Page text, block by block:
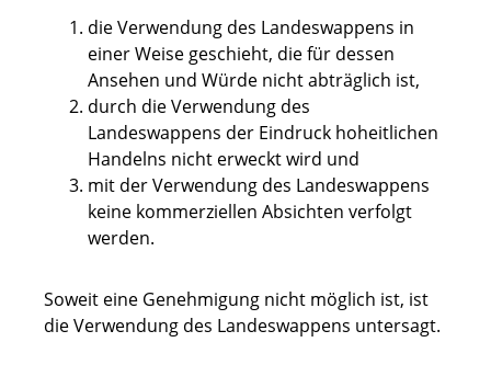
die Verwendung des Landeswappens in
einer Weise geschieht, die für dessen
Ansehen und Würde nicht abträglich ist,
durch die Verwendung des
Landeswappens der Eindruck hoheitlichen
Handelns nicht erweckt wird und
mit der Verwendung des Landeswappens
keine kommerziellen Absichten verfolgt
werden.
Soweit eine Genehmigung nicht möglich ist, ist
die Verwendung des Landeswappens untersagt.